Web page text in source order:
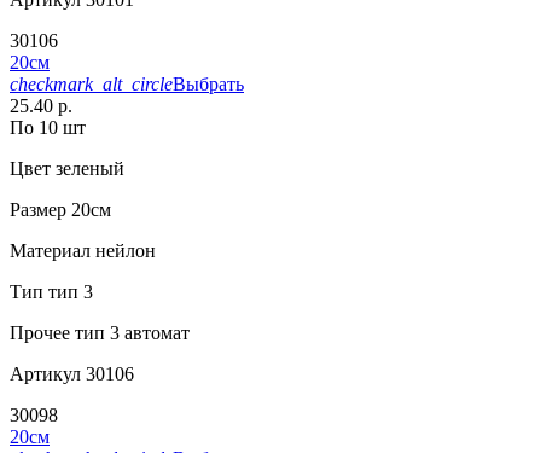
30106
20см
checkmark_alt_circleВыбрать
25.40 р.
По 10 шт
Цвет зеленый
Размер 20см
Материал нейлон
Тип тип 3
Прочее тип 3 автомат
Артикул 30106
30098
20см